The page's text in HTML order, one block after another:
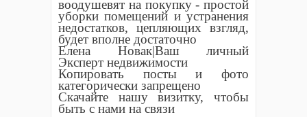
воодушевят на покупку - простой
уборки помещений и устранения
недостатков, цепляющих взгляд,
будет вполне достаточно
Елена Новак|Ваш личный
Эксперт недвижимости
Копировать посты и фото
категорически запрещено
Скачайте нашу визитку, чтобы
быть с нами на связи